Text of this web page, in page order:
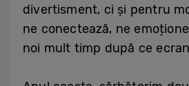
divertisment, ci și pentru
ne conectează, ne
noi mult timp după ce